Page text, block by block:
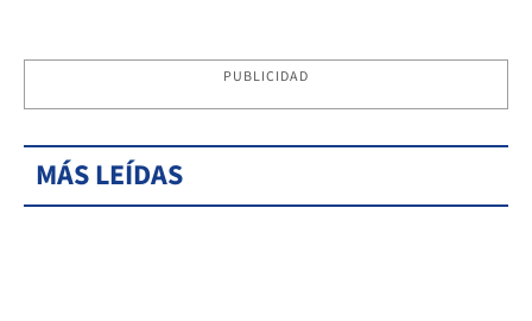
PUBLICIDAD
MÁS LEÍDAS